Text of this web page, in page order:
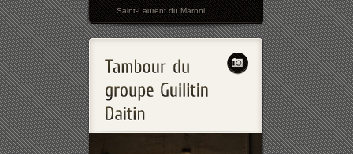
Saint-Laurent du Maroni